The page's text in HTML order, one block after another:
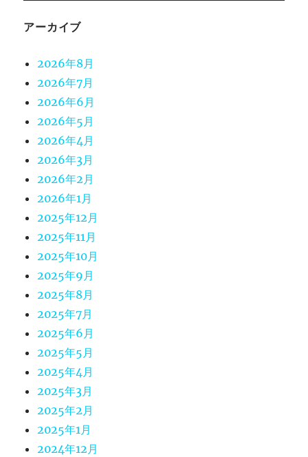
アーカイブ
2026年8月
2026年7月
2026年6月
2026年5月
2026年4月
2026年3月
2026年2月
2026年1月
2025年12月
2025年11月
2025年10月
2025年9月
2025年8月
2025年7月
2025年6月
2025年5月
2025年4月
2025年3月
2025年2月
2025年1月
2024年12月